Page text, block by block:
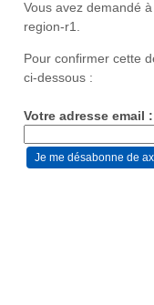
Vous avez demandé
region-r1.
Pour confirmer cette
ci-dessous :
Votre adresse email :